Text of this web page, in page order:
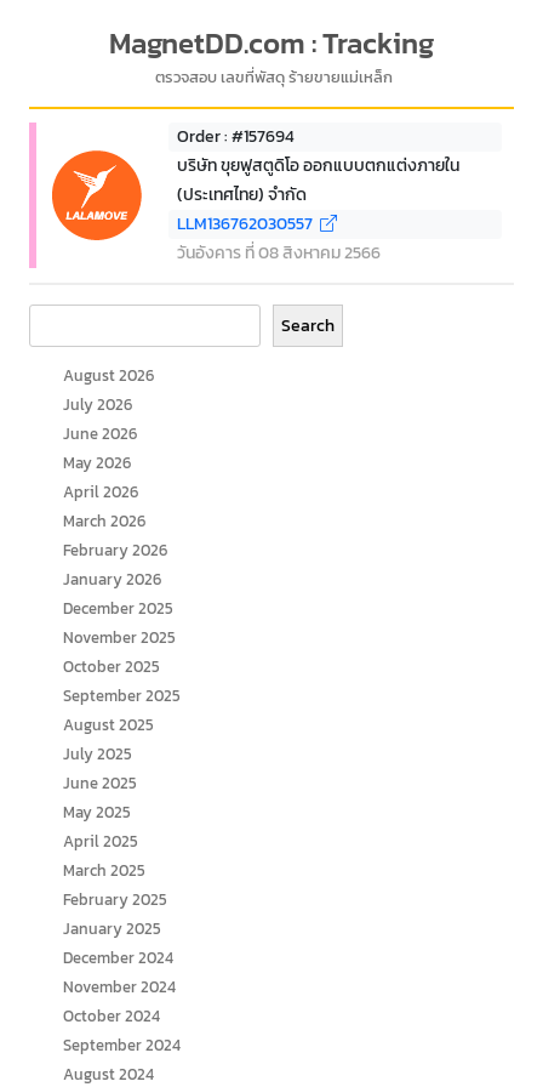
MagnetDD.com : Tracking
ตรวจสอบ เลขที่พัสดุ ร้ายขายแม่เหล็ก
Order : #157694
บริษัท ขุยฟูสตูดิโอ ออกแบบตกแต่งภายใน
(ประเทศไทย) จำกัด
LLM136762030557
วันอังคาร ที่ 08 สิงหาคม 2566
Search
August 2026
July 2026
June 2026
May 2026
April 2026
March 2026
February 2026
January 2026
December 2025
November 2025
October 2025
September 2025
August 2025
July 2025
June 2025
May 2025
April 2025
March 2025
February 2025
January 2025
December 2024
November 2024
October 2024
September 2024
August 2024